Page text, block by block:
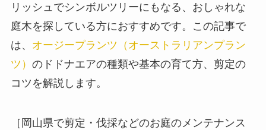
リッシュでシンボルツリーにもなる、おしゃれな
庭木を探している方におすすめです。この記事で
は、 オージープランツ（オーストラリアンプラン
ツ） のドドナエアの種類や基本の育て方、剪定の
コツを解説します。
［岡山県で剪定・伐採などのお庭のメンテナンス